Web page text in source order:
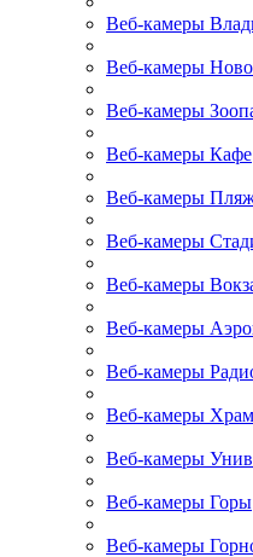
Веб-камеры
Веб-камеры
Веб-камеры
Веб-камеры Кафе
Веб-камеры
Веб-камеры
Веб-камеры
Веб-камеры
Веб-камеры
Веб-камеры
Веб-камеры
Веб-камеры Горы
Веб-камеры